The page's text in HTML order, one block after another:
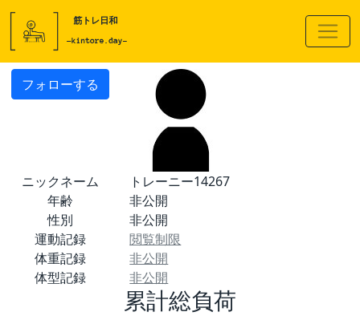
フォローする
ニックネーム
トレーニー14267
年齢
非公開
性別
非公開
運動記録
閲覧制限
体重記録
非公開
体型記録
非公開
累計総負荷